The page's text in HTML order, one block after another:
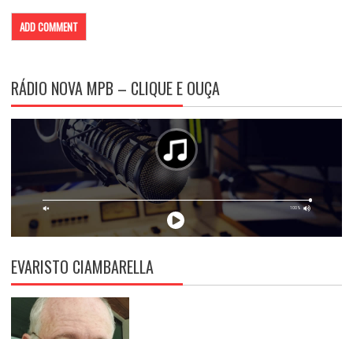
RÁDIO NOVA MPB – CLIQUE E OUÇA
EVARISTO CIAMBARELLA